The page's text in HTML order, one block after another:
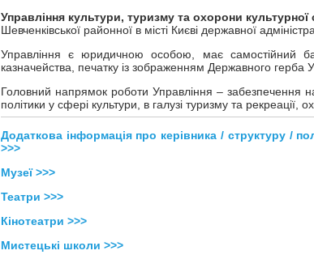
Управління культури, туризму та охорони
Шевченківської районної в місті Києві державної
Управління є юридичною особою, має самостійний
казначейства, печатку із зображенням Державного герба
Головний напрямок роботи Управління – забезпечення
політики у сфері культури, в галузі туризму та рекреації,
Додаткова інформація про керівника / структуру /
>>>
Музеї >>>
Театри >>>
Кінотеатри >>>
Мистецькі школи >>>